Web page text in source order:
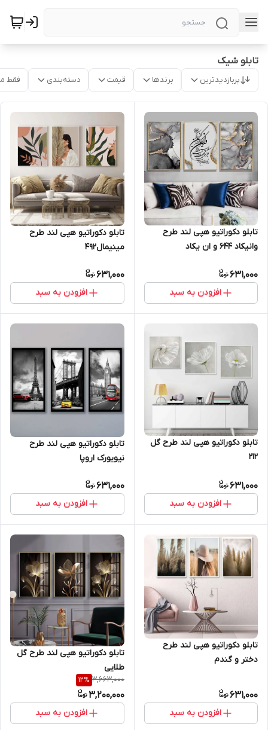
تابلو شیک
پربازدیدترین برندها قیمت دسته‌بندی فقط
تابلو دکوراتیو هپی لند طرح
وانیکاد 644 و ان یکاد
631,000
افزودن به سبد
تابلو دکوراتیو هپی لند طرح
مینیمال492
631,000
افزودن به سبد
تابلو دکوراتیو هپی لند طرح گل
212
631,000
افزودن به سبد
تابلو دکوراتیو هپی لند طرح
نیویورک اروپا
631,000
افزودن به سبد
تابلو دکوراتیو هپی لند طرح
دختر و گندم
631,000
افزودن به سبد
تابلو دکوراتیو هپی لند طرح گل
طلایی
3,663,000
12%
3,200,000
افزودن به سبد